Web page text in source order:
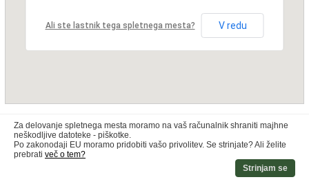
Ali ste lastnik tega spletnega mesta? V redu
Za delovanje spletnega mesta moramo na vaš računalnik shraniti majhne
neškodljive datoteke - piškotke.
Po zakonodaji EU moramo pridobiti vašo privolitev. Se strinjate? Ali želite
prebrati več o tem?
Strinjam se